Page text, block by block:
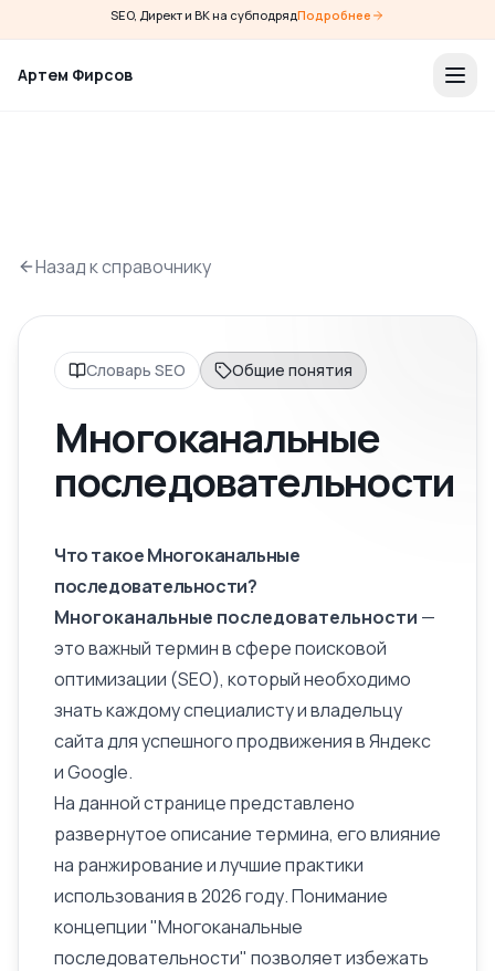
SEO, Директ и ВК на субподрядПодробнее
Артем Фирсов
Назад к справочнику
Словарь SEO Общие понятия
Многоканальные
последовательности
Что такое Многоканальные
последовательности?
Многоканальные последовательности —
это важный термин в сфере поисковой
оптимизации (SEO), который необходимо
знать каждому специалисту и владельцу
сайта для успешного продвижения в Яндекс
и Google.
На данной странице представлено
развернутоеописание термина, его влияние
на ранжирование и лучшие практики
использования в 2026 году. Понимание
концепции "Многоканальные
последовательности" позволяет избежать